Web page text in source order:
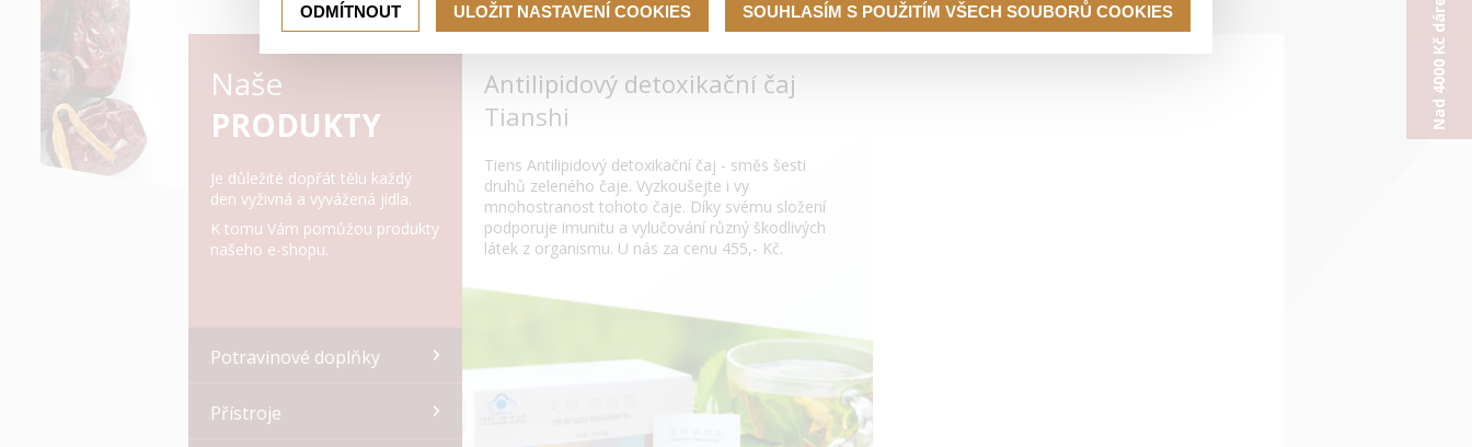
Naše
PRODUKTY
Je důležité dopřát tělu každý
den vyživná a vyvážená jídla.
K tomu Vám pomůžou produkty
našeho e-shopu.
Potravinové doplňky
Přístroje
Antilipidový detoxikační čaj
Tianshi
Tiens Antilipidový detoxikační čaj - směs šesti
druhů zeleného čaje. Vyzkoušejte i vy
mnohostranost tohoto čaje. Díky svému složení
podporuje imunitu a vylučování různý škodlivých
látek z organismu. U nás za cenu 455,- Kč.
ODMÍTNOUT ULOŽIT NASTAVENÍ COOKIES SOUHLASÍM S POUŽITÍM VŠECH SOUBORŮ COOKIES